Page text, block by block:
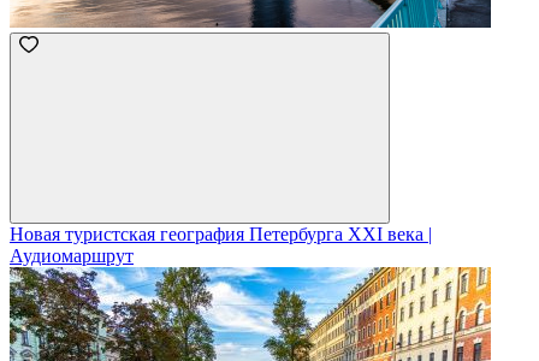
Новая туристская география Петербурга XXI века |
Аудиомаршрут